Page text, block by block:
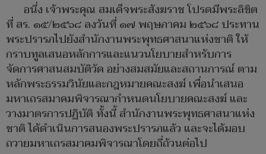
อนึ่ง เจ้าพระคุณ สมเด็จพระสังฆราช โปรดมีพระลิขิต
ที่ สร. ๑๕/๒๕๖๘ ลงวันที่ ๑๗ พฤษภาคม ๒๕๖๘ ประทาน
พระปรารภไปยังสำนักงานพระพุทธศาสนาแห่งชาติ ให้
กราบทูลเสนอหลักการและแนวนโยบายสำหรับการ
จัดการศาสนสมบัติวัด อย่างสมสมัยและสถานการณ์ ตาม
หลักพระธรรมวินัยและกฎหมายคณะสงฆ์ เพื่อนำเสนอ
มหาเถรสมาคมพิจารณากำหนดนโยบายคณะสงฆ์ และ
วางมาตรการปฏิบัติ ทั้งนี้ สำนักงานพระพุทธศาสนาแห่ง
ชาติ ได้ดำเนินการสนองพระปรารภแล้ว และจะได้มอบ
ถวายมหาเถรสมาคมพิจารณาโดยถี่ถ้วนต่อไป